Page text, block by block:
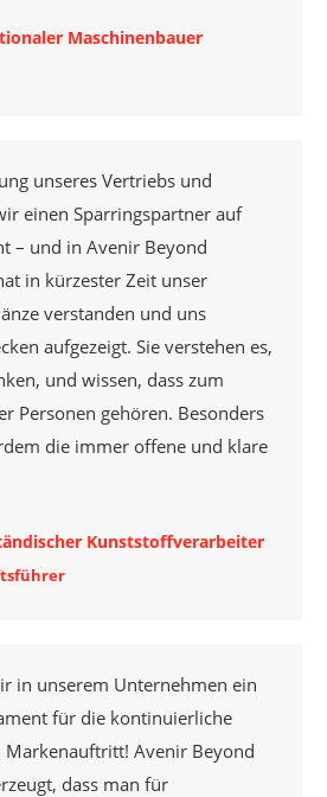
Maschinenbauer
unseres Vertriebs und
einen Sparringspartner auf
– und in Avenir Beyond
in kürzester Zeit unser
verstanden und uns
aufgezeigt. Sie verstehen es,
und wissen, dass zum
Personen gehören. Besonders
die immer offene und klare
Kunststoffverarbeiter
in unserem Unternehmen ein
für die kontinuierliche
Avenir Beyond
dass man für